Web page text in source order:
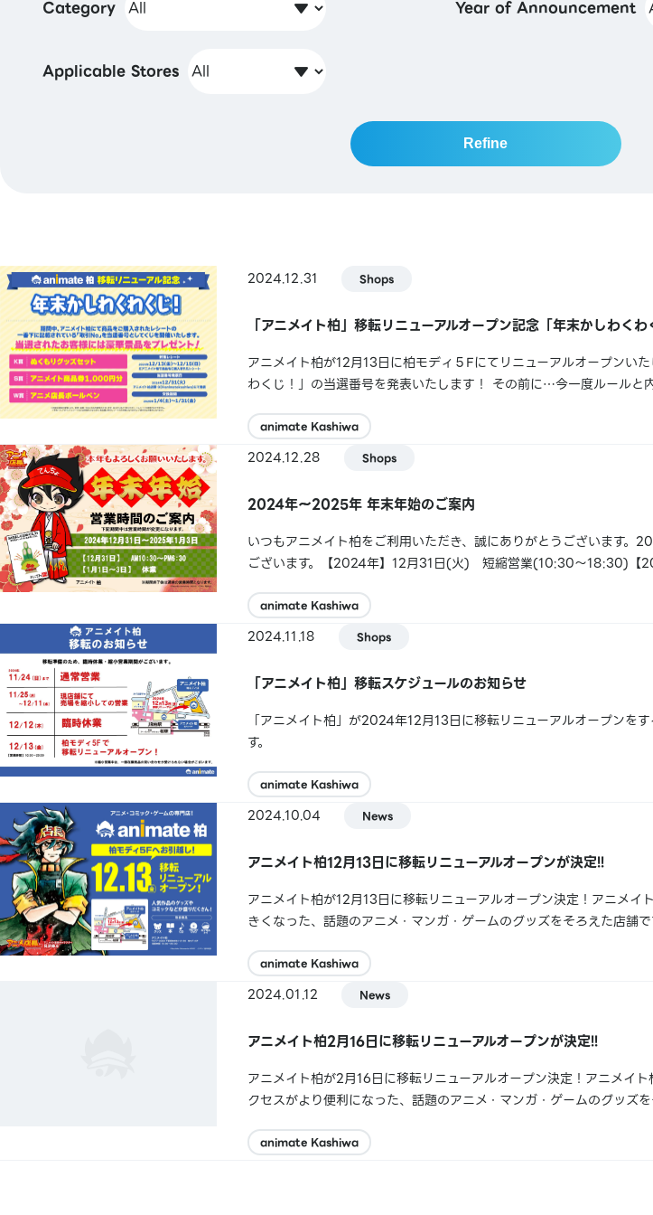
Category Year of Announcement
Applicable Stores
Refine
2024.12.31 Shops
「アニメイト柏」移転リニューアルオープン記念「年末かしわく
アニメイト柏が12月13日に柏モディ５Fにてリニューアルオープンい
わくじ！」の当選番号を発表いたします！ その前に…今一度ルール
を当選番号としたくじを開催いた...
animate Kashiwa
2024.12.28 Shops
2024年～2025年 年末年始のご案内
いつもアニメイト柏をご利用いただき、誠にありがとうございます。
ございます。【2024年】12月31日(火) 短縮営業(10:30～18:30)【
(10:30～20...
animate Kashiwa
2024.11.18 Shops
「アニメイト柏」移転スケジュールのお知らせ
「アニメイト柏」が2024年12月13日に移転リニューアルオープンを
す。
animate Kashiwa
2024.10.04 News
アニメイト柏12月13日に移転リニューアルオープンが決定!!
アニメイト柏が12月13日に移転リニューアルオープン決定！アニメ
きくなった、話題のアニメ・マンガ・ゲームのグッズをそろえた店舗
期間中にご来店いただきましたお客様に各日先着にて『ア...
animate Kashiwa
2024.01.12 News
アニメイト柏2月16日に移転リニューアルオープンが決定!!
アニメイト柏が2月16日に移転リニューアルオープン決定！アニメイ
クセスがより便利になった、話題のアニメ・マンガ・ゲームのグッズ
磐線柏駅東口・南口徒歩2分営業時間：10:30...
animate Kashiwa